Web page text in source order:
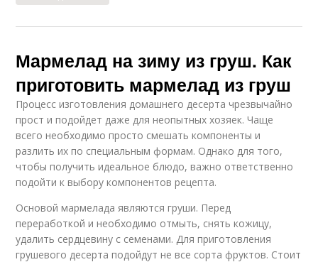
Мармелад на зиму из груш. Как
приготовить мармелад из груш
Процесс изготовления домашнего десерта чрезвычайно
прост и подойдет даже для неопытных хозяек. Чаще
всего необходимо просто смешать компоненты и
разлить их по специальным формам. Однако для того,
чтобы получить идеальное блюдо, важно ответственно
подойти к выбору компонентов рецепта.
Основой мармелада являются груши. Перед
переработкой и необходимо отмыть, снять кожицу,
удалить сердцевину с семенами. Для приготовления
грушевого десерта подойдут не все сорта фруктов. Стоит